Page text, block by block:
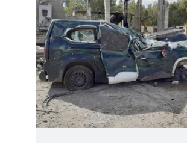
under
russisk
okkupasjon:
Frykt
og
undertrykkelse"